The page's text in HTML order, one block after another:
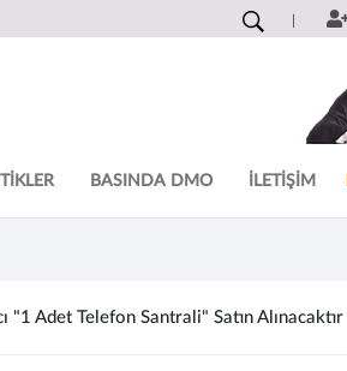
BASINDA DMO İLETİŞİM
"1 Adet Telefon Santrali" Satın Alınacaktır